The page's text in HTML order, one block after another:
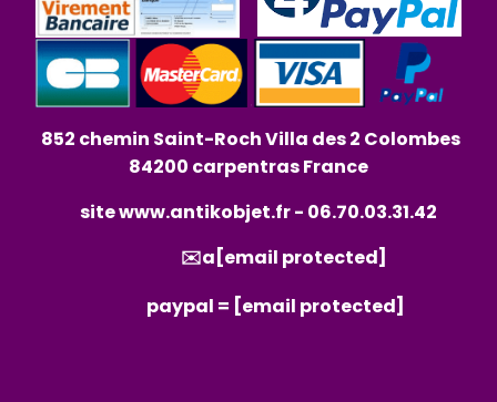
852 chemin Saint-Roch Villa des 2 Colombes
84200 carpentras France
sitewww.antikobjet.fr- 06.70.03.31.42
✉️a [email protected]
paypal = [email protected]